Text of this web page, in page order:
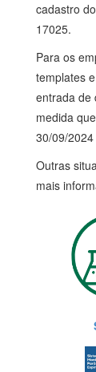
cadastro
17025.
Para os
templates
entrada de
medida
30/09/
Outras
mais